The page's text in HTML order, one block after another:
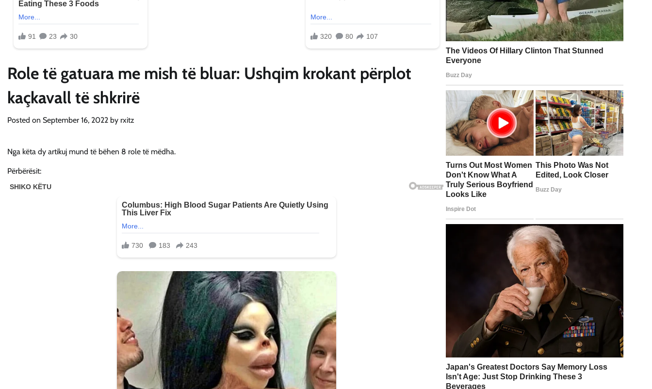
Role të gatuara me mish të bluar: Ushqim krokant përplot
kaçkavall të shkrirë
Posted on September 16, 2022 by rxitz
Nga këta dy artikuj mund të bëhen 8 role të mëdha.
Përbërësit: